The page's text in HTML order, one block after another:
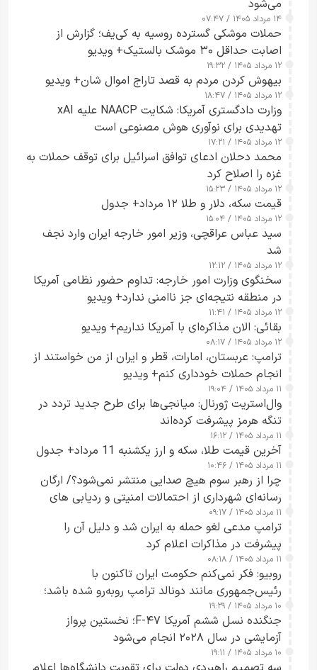
می‌شود
۱۴ مرداد ۱۴۰۵ / ۰۷:۴۷
حملات موشکی گسترده روسیه به کی‌یف؛ گزارش از
اصابت حداقل ۳۰ موشک بالستیک+ ویدیو
۱۲ مرداد ۱۴۰۵ / ۱۹:۳۲
بیهوش کردن مردم به قصد تاراج اموال شان+ ویدیو
۱۲ مرداد ۱۴۰۵ / ۱۸:۴۷
وزارت دادگستری آمریکا: شکایت NAACP علیه xAI
تهدیدی برای نوآوری هوش مصنوعی است
۱۲ مرداد ۱۴۰۵ / ۱۷:۲۱
محمد دحلان ادعای توافق اسرائیل برای توقف حملات به
غزه را اصلاح کرد
۱۲ مرداد ۱۴۰۵ / ۱۵:۲۳
قیمت سکه، دلار و طلا ۱۲ مرداد+ جدول
۱۲ مرداد ۱۴۰۵ / ۱۵:۰۴
سید عباس عراقچی، وزیر امور خارجه ایران وارد نجف
شد
۱۲ مرداد ۱۴۰۵ / ۱۲:۱۲
سخنگوی وزارت امور خارجه: تداوم حضور نظامی آمریکا
در منطقه نتیجه‌ای جز ناامنی ندارد+ ویدیو
۱۲ مرداد ۱۴۰۵ / ۱۱:۴۱
بقائی: الان مذاکره‌ای با آمریکا نداریم+ ویدیو
۱۲ مرداد ۱۴۰۵ / ۰۸:۱۷
ترامپ: عربستان، امارات، قطر و ایران از من خواستند از
انجام حملات خودداری کنم+ ویدیو
۱۱ مرداد ۱۴۰۵ / ۱۹:۰۴
وال‌استریت ژورنال: میانجی‌ها برای طرح جدید تردد در
تنگه هرمز پیشرفت کرده‌اند
۱۱ مرداد ۱۴۰۵ / ۱۶:۱۲
آخرین قیمت طلا، سکه و ارز یکشنبه 11 مرداد+ جدول
۱۱ مرداد ۱۴۰۵ / ۱۰:۴۶
چرا از رهبر سوم هیچ صدایی منتشر نمی‌شود؟/ ارگان
رسانه‌ای شهرداری از احتمالات امنیتی و ردیابی های
جاسوسی گفت
۱۱ مرداد ۱۴۰۵ / ۰۹:۱۷
ترامپ مدعی لغو حمله به ایران شد و دلیل آن را
پیشرفت در مذاکرات اعلام کرد
۱۱ مرداد ۱۴۰۵ / ۰۸:۱۸
روبیو: فکر نمی‌کنم حکومت ایران تاکنون با
رئیس‌جمهوری مانند دونالد ترامپ روبه‌رو شده باشد؛
کسی که واقعاً دست به اقدام می‌زند
۱۰ مرداد ۱۴۰۵ / ۱۹:۲۹
جنگنده نسل ششم آمریکا F-۴۷؛ نخستین پرواز
آزمایشی در سال ۲۰۲۸ انجام می‌شود
۱۰ مرداد ۱۴۰۵ / ۱۹:۱۱